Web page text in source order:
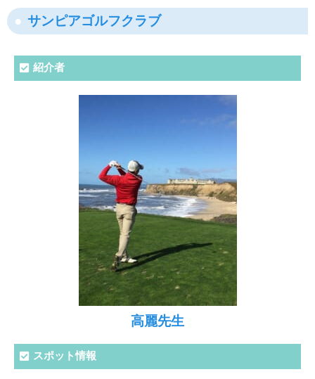
サンピアゴルフクラブ
紹介者
高麗先生
スポット情報